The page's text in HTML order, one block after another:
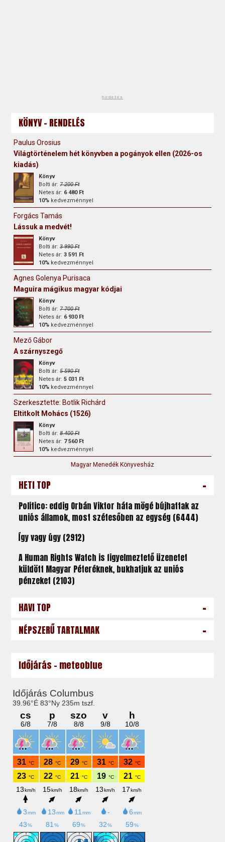
hirdetés
KÖNYV - RENDELÉS
Paulus Orosius
Világtörténelem hét könyvben a pogányok ellen (2026-os
kiadás)
Könyv
Bolti ár:7 200 Ft
Netes ár: 6 480 Ft
10% kedvezménnyel
Forgács Tamás
Lássuk a medvét!
Könyv
Bolti ár:3 990 Ft
Netes ár:3 591 Ft
10% kedvezménnyel
Agnes Golenya Purisaca
Maguira mágikus magyar kódjai
Könyv
Bolti ár:7 700 Ft
Netes ár: 6 930 Ft
10% kedvezménnyel
Mező Gábor
A szárnyszegő
Könyv
Bolti ár:5 590 Ft
Netes ár:5 031 Ft
10% kedvezménnyel
Szerkesztette: Botlik Richárd
Eltitkolt Mohács (1526)
Könyv
Bolti ár:8 400 Ft
Netes ár: 7 560 Ft
10% kedvezménnyel
Magyar Menedék Könyvesház
HETI TOP -
Politico: eddig Orbán Viktor háta mögé bújhattak az
uniós államok, most szétesőben az egység (6444)
Így vagy úgy (2912)
A Human Rights Watch is figyelmeztető üzenetet
küldött Magyar Péteréknek, bukhatjuk az uniós
pénzeket (2103)
HAVI TOP -
NÉPSZERŰ TARTALMAK -
Időjárás - meteoblue